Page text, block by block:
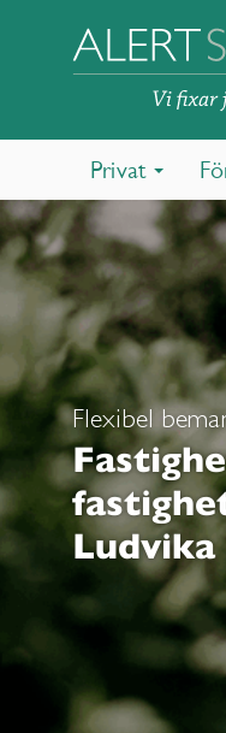
Privat
Flexibel
Ludvika